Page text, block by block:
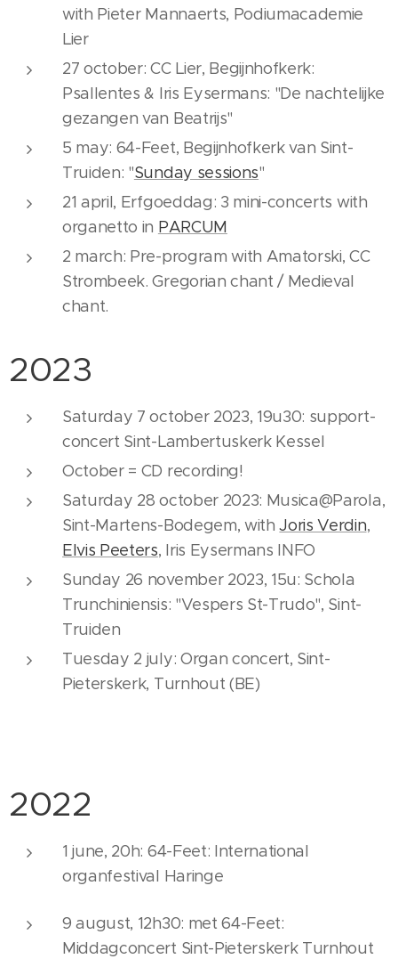
with Pieter Mannaerts, Podiumacademie
Lier
27 october: CC Lier, Begijnhofkerk:
Psallentes & Iris Eysermans: "De nachtelijke
gezangen van Beatrijs"
5 may: 64-Feet, Begijnhofkerk van Sint-
Truiden: "Sunday sessions"
21 april, Erfgoeddag: 3 mini-concerts with
organetto in PARCUM
2 march: Pre-program with Amatorski, CC
Strombeek. Gregorian chant / Medieval
chant.
2023
Saturday 7 october 2023, 19u30: support-
concert Sint-Lambertuskerk Kessel
October = CD recording!
Saturday 28 october 2023: Musica@Parola,
Sint-Martens-Bodegem, withJoris Verdin,
Elvis Peeters, Iris Eysermans INFO
Sunday 26 november 2023, 15u: Schola
Trunchiniensis: "Vespers St-Trudo", Sint-
Truiden
Tuesday 2 july: Organ concert, Sint-
Pieterskerk, Turnhout (BE)
2022
1 june, 20h: 64-Feet: International
organfestival Haringe
9 august, 12h30: met 64-Feet:
Middagconcert Sint-Pieterskerk Turnhout